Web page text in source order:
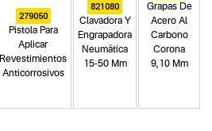
279050
Pistola Para
Aplicar
Revestimientos
Anticorrosivos
821080
Clavadora Y
Engrapadora
Neumática
15-50 Mm
Grapas De
Acero Al
Carbono
Corona
9,10 Mm